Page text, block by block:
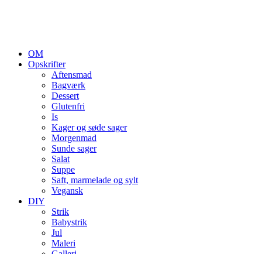
OM
Opskrifter
Aftensmad
Bagværk
Dessert
Glutenfri
Is
Kager og søde sager
Morgenmad
Sunde sager
Salat
Suppe
Saft, marmelade og sylt
Vegansk
DIY
Strik
Babystrik
Jul
Maleri